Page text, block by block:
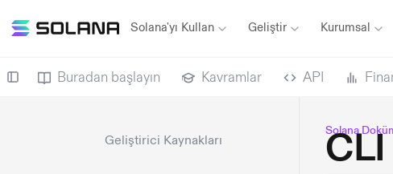
Solana'yı Kullan Geliştir Kurumsal
Buradan başlayın Kavramlar API
Geliştirici Kaynakları
Solana
CLI